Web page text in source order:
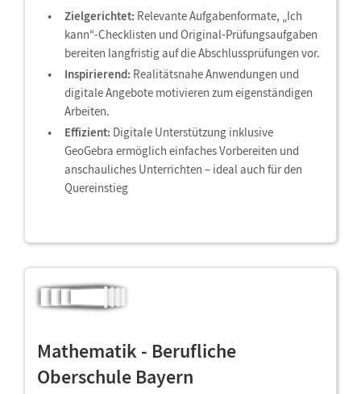
Zielgerichtet: Relevante Aufgabenformate, „Ich
kann“-Checklisten und Original-Prüfungsaufgaben
bereiten langfristig auf die Abschlussprüfungen vor.
Inspirierend: Realitätsnahe Anwendungen und
digitale Angebote motivieren zum eigenständigen
Arbeiten.
Effizient: Digitale Unterstützung inklusive
GeoGebra ermöglich einfaches Vorbereiten und
anschauliches Unterrichten – ideal auch für den
Quereinstieg
Mathematik - Berufliche
Oberschule Bayern